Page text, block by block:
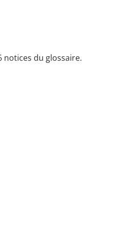
notices du glossaire.